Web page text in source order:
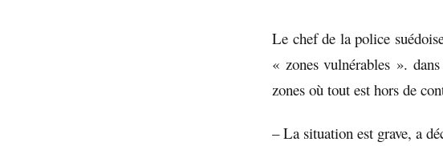
Le chef de la police
« zones vulnérables ».
zones où tout est hors de
– La situation est grave, a